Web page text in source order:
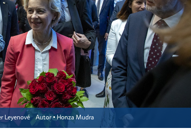
Leyenové Autor ▪Honza Mudra